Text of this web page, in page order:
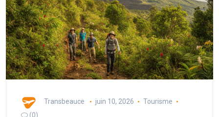
Transbeauce juin 10, 2026
Tourisme
(0)